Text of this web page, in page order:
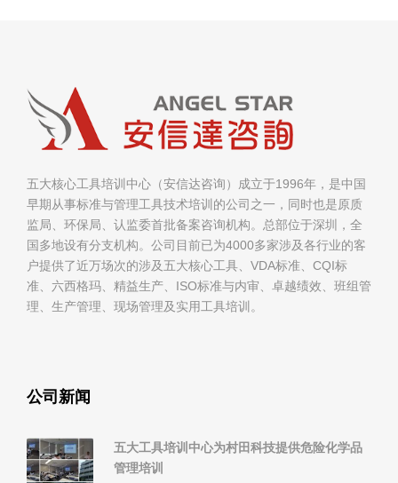
五大核心工具培训中心（安信达咨询）成立于1996年，是中国
早期从事标准与管理工具技术培训的公司之一，同时也是原质
监局、环保局、认监委首批备案咨询机构。总部位于深圳，全
国多地设有分支机构。公司目前已为4000多家涉及各行业的客
户提供了近万场次的涉及五大核心工具、VDA标准、CQI标
准、六西格玛、精益生产、ISO标准与内审、卓越绩效、班组管
理、生产管理、现场管理及实用工具培训。
公司新闻
五大工具培训中心为村田科技提供危险化学品
管理培训